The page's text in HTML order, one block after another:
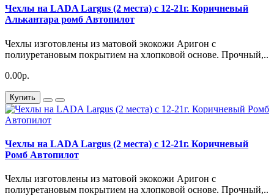
Чехлы на LADA Largus (2 места) c 12-21г. Коричневый
Алькантара ромб Автопилот
Чехлы изготовлены из матовой экокожи Аригон с
полиуретановым покрытием на хлопковой основе. Прочный,..
0.00р.
Купить
Чехлы на LADA Largus (2 места) c 12-21г. Коричневый
Ромб Автопилот
Чехлы изготовлены из матовой экокожи Аригон с
полиуретановым покрытием на хлопковой основе. Прочный,..